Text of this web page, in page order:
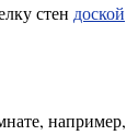
стен доской
например,